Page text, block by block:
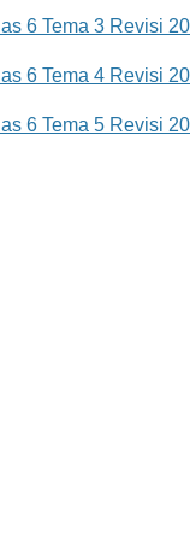
6 Tema 3 Revisi
6 Tema 4 Revisi
6 Tema 5 Revisi